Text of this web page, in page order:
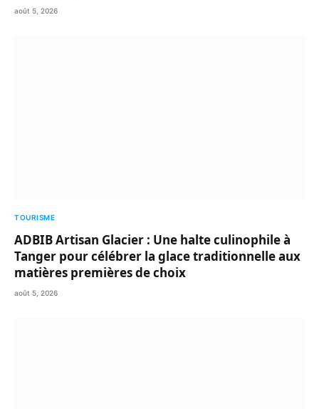
août 5, 2026
TOURISME
ADBIB Artisan Glacier : Une halte culinophile à
Tanger pour célébrer la glace traditionnelle aux
matières premières de choix
août 5, 2026